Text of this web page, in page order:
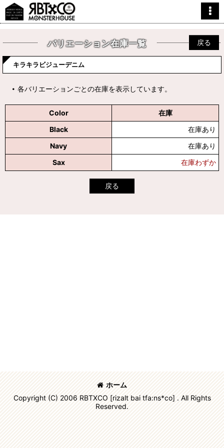
バリエーション在庫一覧 戻る
キラキラビジューデニム
各バリエーションごとの在庫を表示しています。
Color
在庫
Black
在庫あり
Navy
在庫あり
Sax
在庫わずか
戻る
ホーム
Copyright (C) 2006 RBTXCO [rizalt bai tfa:ns*co] . All Rights
Reserved.